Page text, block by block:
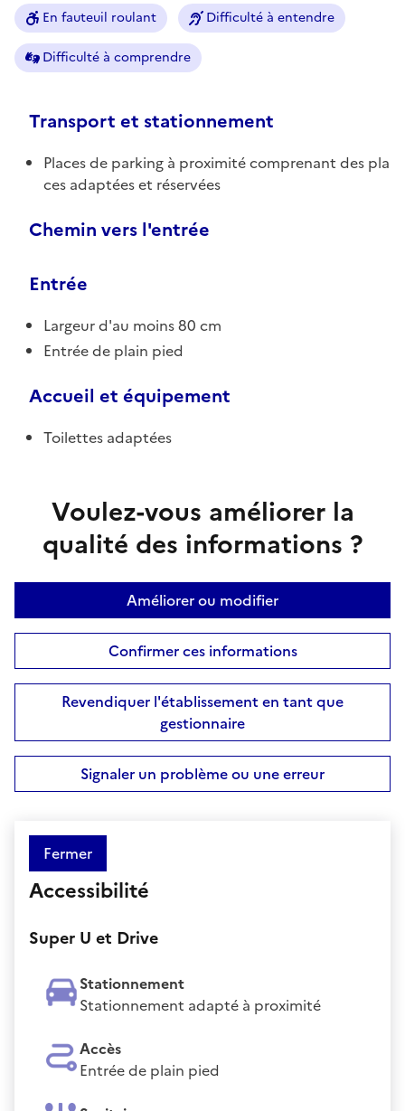
En fauteuil roulant Difficulté à entendre
Difficulté à comprendre
Transport et stationnement
Places de parking à proximité comprenant des pla
ces adaptées et réservées
Chemin vers l'entrée
Entrée
Largeur d'au moins 80 cm
Entrée de plain pied
Accueil et équipement
Toilettes adaptées
Voulez-vous améliorer la
qualité des informations ?
Améliorer ou modifier
Confirmer ces informations
Revendiquer l'établissement en tant que
gestionnaire
Signaler un problème ou une erreur
Fermer
Accessibilité
Super U et Drive
Stationnement
Stationnement adapté à proximité
Accès
Entrée de plain pied